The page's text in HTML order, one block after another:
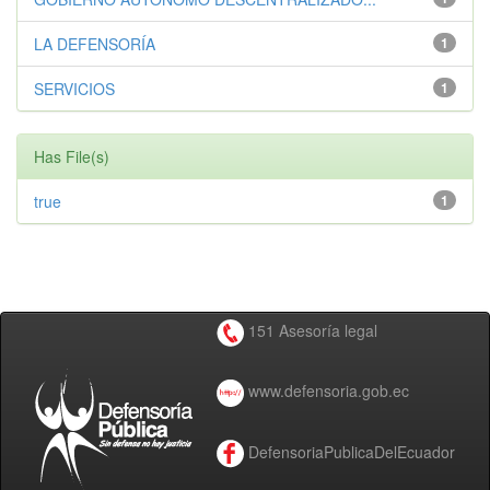
1
LA DEFENSORÍA
1
SERVICIOS
Has File(s)
1
true
151 Asesoría legal
www.defensoria.gob.ec
DefensoriaPublicaDelEcuador